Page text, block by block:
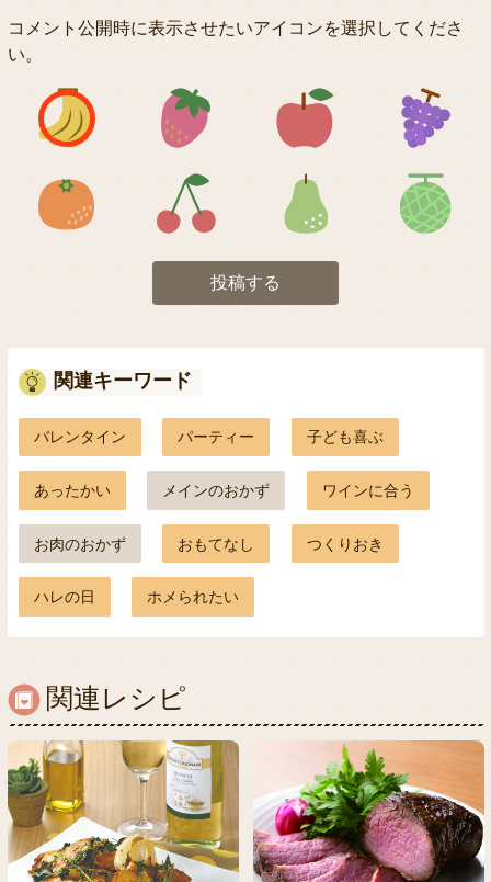
コメント公開時に表示させたいアイコンを選択してくださ
い。
アイコン1 アイコン2 アイコン3
アイコン5 アイコン6 アイコン7
投稿する
関連キーワード
バレンタイン パーティー 子ども喜ぶ
あったかい メインのおかず ワインに合う
お肉のおかず おもてなし つくりおき
ハレの日 ホメられたい
関連レシピ